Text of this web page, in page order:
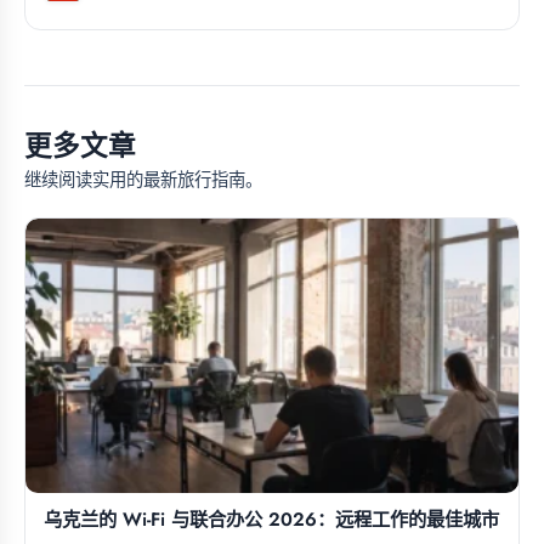
更多文章
继续阅读实用的最新旅行指南。
乌克兰的 Wi-Fi 与联合办公 2026：远程工作的最佳城市